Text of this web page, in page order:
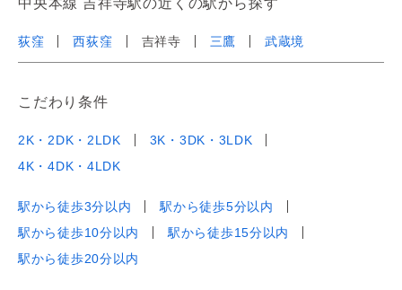
荻窪 西荻窪 吉祥寺 三鷹 武蔵境
こだわり条件
2K・2DK・2LDK
3K・3DK・3LDK
4K・4DK・4LDK
駅から徒歩3分以内
駅から徒歩5分以内
駅から徒歩10分以内
駅から徒歩15分以内
駅から徒歩20分以内